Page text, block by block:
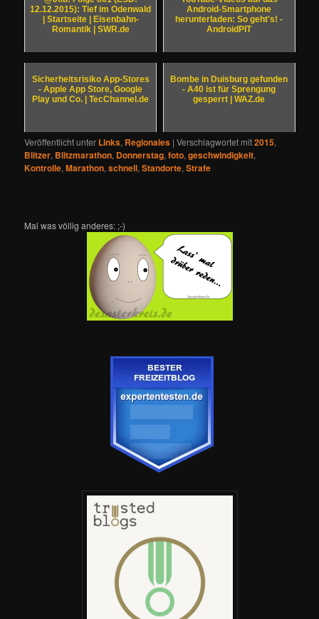
12.12.2015): Tief im Odenwald
| Startseite | Eisenbahn-
Romantik | SWR.de
Android-Smartphone
herunterladen: So geht's! -
AndroidPIT
Sicherheitsrisiko App-Stores
- Apple App Store, Google
Play und Co. | TecChannel.de
Bombe in Duisburg gefunden
- A40 ist für Sprengung
gesperrt | WAZ.de
Veröffentlicht unter Links, Regionales |Verschlagwortet mit2015,
Blitzer, Blitzmarathon, Donnerstag,foto,geschwindigkeit,
Kontrolle,Marathon,schnell,Standorte,Strafe
Mal was völlig anderes: ;-)